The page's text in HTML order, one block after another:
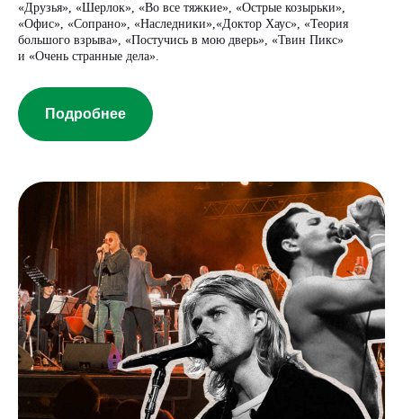
«Друзья», «Шерлок», «Во все тяжкие», «Острые козырьки»,
«Офис», «Сопрано», «Наследники»,«Доктор Хаус», «Теория
большого взрыва», «Постучись в мою дверь», «Твин Пикс»
и «Очень странные дела».
Подробнее